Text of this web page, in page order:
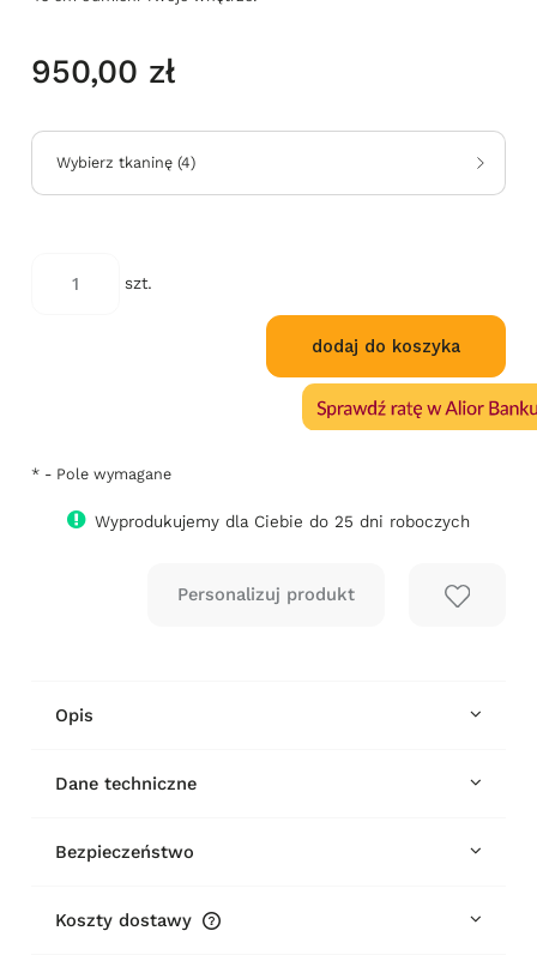
950,00 zł
Wybierz tkaninę (4)
tapicerki: szt.
dodaj do koszyka
* - Pole wymagane
Wyprodukujemy dla Ciebie do 25 dni roboczych
Opis
Dane techniczne
Bezpieczeństwo
Koszty dostawy